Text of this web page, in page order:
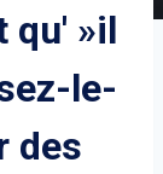
qu' »il
le-
des